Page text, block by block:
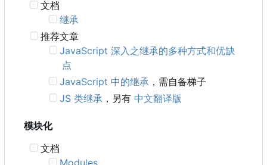
文档
继承
推荐文章
JavaScript 深入之继承的多种方式和优缺
点
JavaScript 中的继承 ，需自备梯子
JS 类继承 ，另有 中文翻译版
模块化
文档
Modules